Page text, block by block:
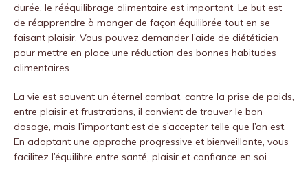
durée, le rééquilibrage alimentaire est important. Le but est
de réapprendre à manger de façon équilibrée tout en se
faisant plaisir. Vous pouvez demander l’aide de diététicien
pour mettre en place une réduction des bonnes habitudes
alimentaires.
La vie est souvent un éternel combat, contre la prise de poids,
entre plaisir et frustrations, il convient de trouver le bon
dosage, mais l’important est de s’accepter telle que l’on est.
En adoptant une approche progressive et bienveillante, vous
facilitez l’équilibre entre santé, plaisir et confiance en soi.